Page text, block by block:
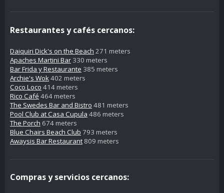
Restaurantes y cafés cercanos:
Daiquiri Dick's on the Beach 271 meters
Apaches Martini Bar 330 meters
Bar Frida y Restaurante 385 meters
Archie's Wok402 meters
Coco Loco 414 meters
Rico Café 464 meters
The Swedes Bar and Bistro 481 meters
Pool Club at Casa Cupula 486 meters
The Porch 674 meters
Blue Chairs Beach Club 793 meters
Awaysis Bar Restaurant 809 meters
Compras y servicios cercanos: